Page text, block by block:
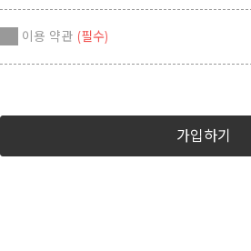
이용 약관 (필수)
가입하기